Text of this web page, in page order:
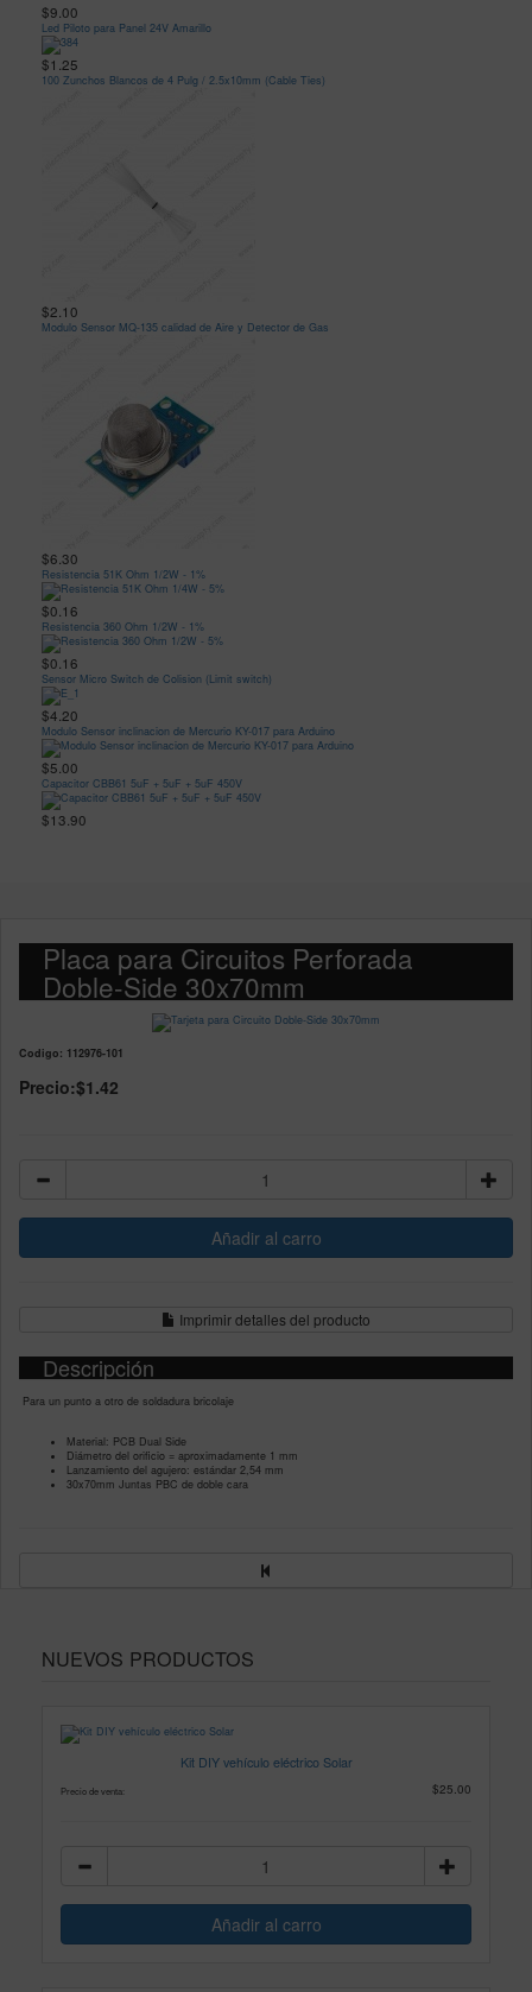
$9.00
Led Piloto para Panel 24V Amarillo
$1.25
100 Zunchos Blancos de 4 Pulg / 2.5x10mm (Cable Ties)
$2.10
Modulo Sensor MQ-135 calidad de Aire y Detector de Gas
$6.30
Resistencia 51K Ohm 1/2W - 1%
$0.16
Resistencia 360 Ohm 1/2W - 1%
$0.16
Sensor Micro Switch de Colision (Limit switch)
$4.20
Modulo Sensor inclinacion de Mercurio KY-017 para Arduino
$5.00
Capacitor CBB61 5uF + 5uF + 5uF 450V
$13.90
Placa para Circuitos Perforada
Doble-Side 30x70mm
Codigo: 112976-101
Precio:$1.42
Imprimir detalles del producto
Descripción
Para un punto a otro de soldadura bricolaje
Material: PCB Dual Side
Diámetro del orificio = aproximadamente 1 mm
Lanzamiento del agujero: estándar 2,54 mm
30x70mm Juntas PBC de doble cara
NUEVOS PRODUCTOS
Kit DIY vehículo eléctrico Solar
Precio de venta: $25.00